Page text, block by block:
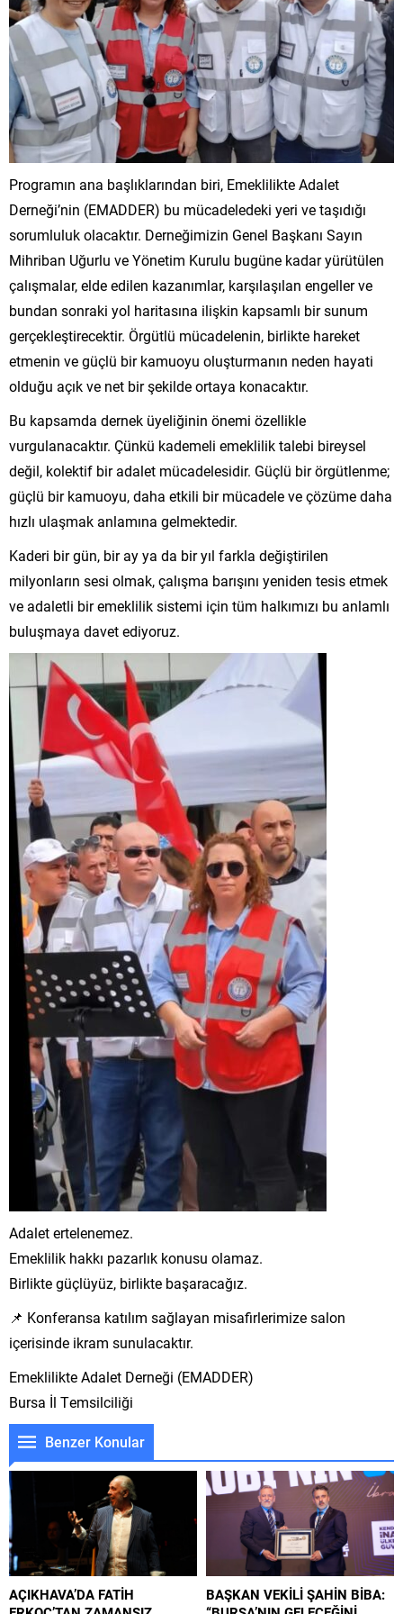
Programın ana başlıklarından biri, Emeklilikte Adalet
Derneği’nin (EMADDER) bu mücadeledeki yeri ve taşıdığı
sorumluluk olacaktır. Derneğimizin Genel Başkanı Sayın
Mihriban Uğurlu ve Yönetim Kurulu bugüne kadar yürütülen
çalışmalar, elde edilen kazanımlar, karşılaşılan engeller ve
bundan sonraki yol haritasına ilişkin kapsamlı bir sunum
gerçekleştirecektir. Örgütlü mücadelenin, birlikte hareket
etmenin ve güçlü bir kamuoyu oluşturmanın neden hayati
olduğu açık ve net bir şekilde ortaya konacaktır.
Bu kapsamda dernek üyeliğinin önemi özellikle
vurgulanacaktır. Çünkü kademeli emeklilik talebi bireysel
değil, kolektif bir adalet mücadelesidir. Güçlü bir örgütlenme;
güçlü bir kamuoyu, daha etkili bir mücadele ve çözüme daha
hızlı ulaşmak anlamına gelmektedir.
Kaderi bir gün, bir ay ya da bir yıl farkla değiştirilen
milyonların sesi olmak, çalışma barışını yeniden tesis etmek
ve adaletli bir emeklilik sistemi için tüm halkımızı bu anlamlı
buluşmaya davet ediyoruz.
Adalet ertelenemez.
Emeklilik hakkı pazarlık konusu olamaz.
Birlikte güçlüyüz, birlikte başaracağız.
📌 Konferansa katılım sağlayan misafirlerimize salon
içerisinde ikram sunulacaktır.
Emeklilikte Adalet Derneği (EMADDER)
Bursa İl Temsilciliği
Benzer Konular
AÇIKHAVA’DA FATİH
BAŞKAN VEKİLİ ŞAHİN BİBA: